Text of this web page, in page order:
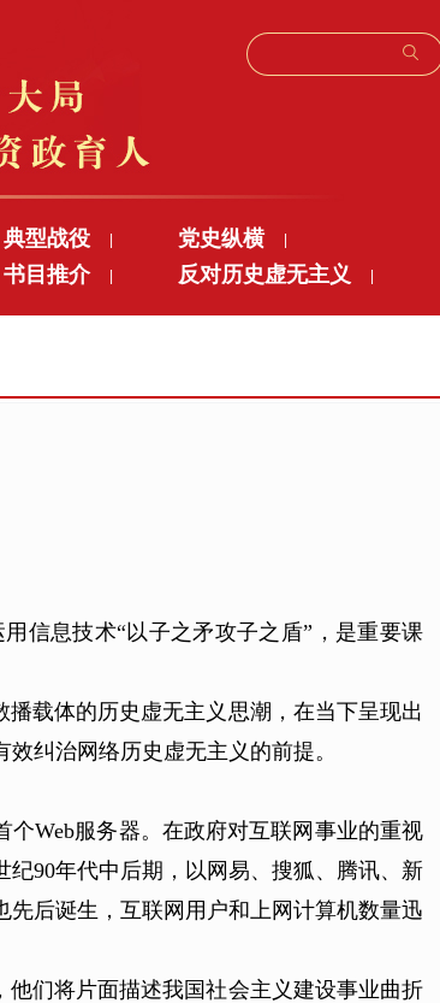
典型战役 党史纵横
书目推介 反对历史虚无主义
信息技术“以子之矛攻子之盾”，是重要课
载体的历史虚无主义思潮，在当下呈现出
纠治网络历史虚无主义的前提。
Web服务器。在政府对互联网事业的重视
90年代中后期，以网易、搜狐、腾讯、新
后诞生，互联网用户和上网计算机数量迅
们将片面描述我国社会主义建设事业曲折